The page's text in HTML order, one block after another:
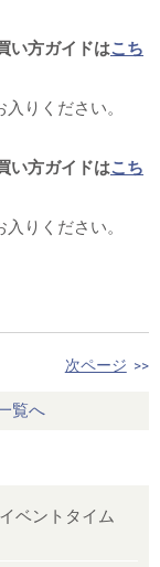
い方ガイドはこち
りください。
い方ガイドはこち
りください。
次ページ >>
覧へ
ベントタイム